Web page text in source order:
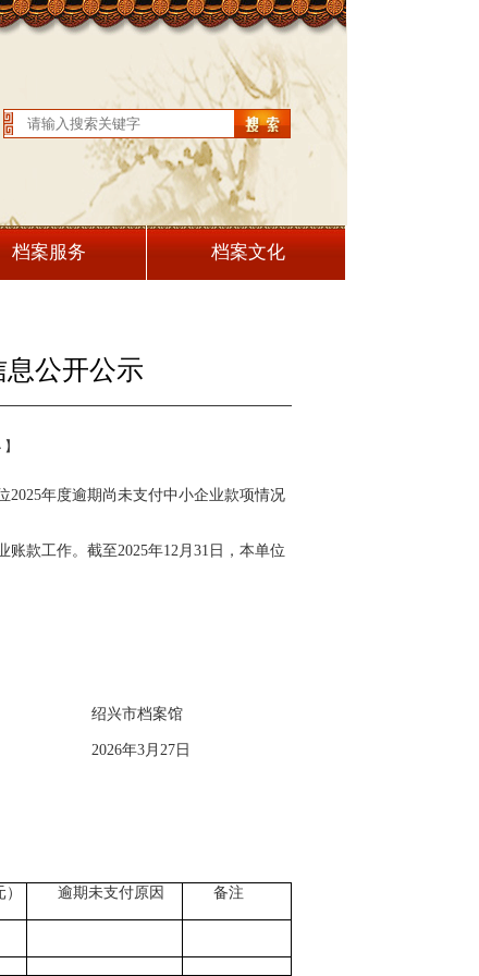
档案服务 档案文化
公开公示
】
年度逾期尚未支付中小企业款项情况
款工作。截至2025年12月31日，本单位
馆
日
逾期未支付原因 备注